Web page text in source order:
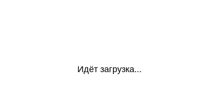
Идёт загрузка...